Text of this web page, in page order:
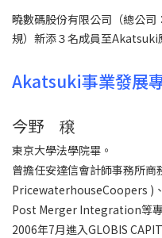
曉數碼股份有限公司（總公
規）新添３名成員至Akatsuki
Akatsuki事業發展
今野 穣
東京大學法學院畢。
曾擔任安達信會計師事務所商
PricewaterhouseCoopers )
Post Merger Integration等專
2006年7月進入GLOBIS